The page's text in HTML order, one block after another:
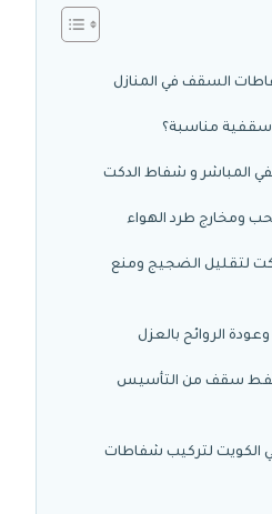
السقف في المنازل
مناسبة؟
المباشر و شفاط الدكت
ومخارج طرد الهواء
لتقليل الضجيج ومنع
الروائح بالعزل
سقف من التأسيس
الكويت لتركيب شفاطات